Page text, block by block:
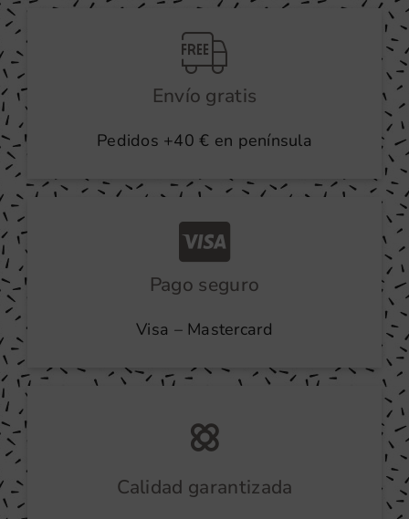
Envío gratis
Pedidos +40 € en península
Pago seguro
Visa – Mastercard
Calidad garantizada